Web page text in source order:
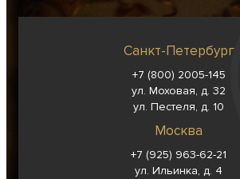
Санкт-Петербург
+7 (800) 2005-145
ул. Моховая, д. 32
ул. Пестеля, д. 10
Москва
+7 (925) 963-62-21
ул. Ильинка, д. 4